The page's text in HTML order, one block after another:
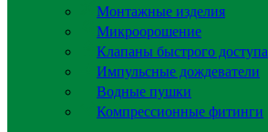
Монтажные изделия
Микроорошение
Клапаны быстрого доступа
Импульсные дождеватели
Водные пушки
Компрессионные фитинги